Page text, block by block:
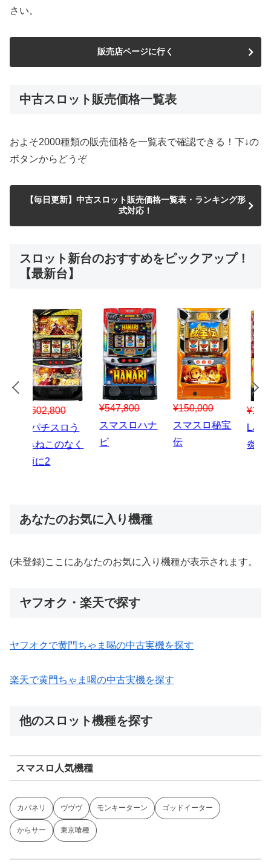
さい。
販売店ページに行く
中古スロット販売価格一覧表
およそ2000種類の販売価格を一覧表で確認できる！下↓の
ボタンからどうぞ
【毎日更新】中古スロット販売価格一覧表・ランキング形
式対応！
スロット新台のおすすめをピックアップ！
【最新台】
¥547,800
スマスロハナ
ビ
¥150,000
スマスロ秘宝
¥1,867,800
Lパチスロ 炎
あなたのお気に入り機種
(未登録)ここにあなたのお気に入り機種が表示されます。
ヤフオク・楽天で探す
ヤフオクで黄門ちゃま喝の中古実機を探す
楽天で黄門ちゃま喝の中古実機を探す
他のスロット機種を探す
スマスロ人気機種
カバネリ ヴヴヴ モンキーターン ゴッドイーター
からサー 東京喰種